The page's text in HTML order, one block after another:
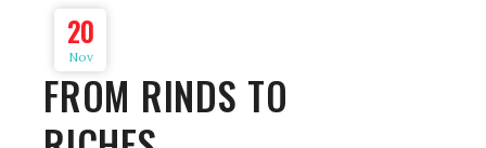
20
Nov
FROM RINDS TO